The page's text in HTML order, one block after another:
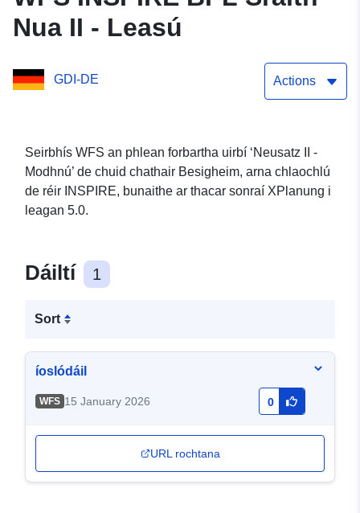
Nua II - Leasú
GDI-DE Actions
Seirbhís WFS an phlean forbartha uirbí ‘Neusatz II -
Modhnú’ de chuid chathair Besigheim, arna chlaochlú
de réir INSPIRE, bunaithe ar thacar sonraí XPlanung i
leagan 5.0.
Dáiltí 1
Sort
íoslódáil
WFS 15 January 2026 0
URL rochtana